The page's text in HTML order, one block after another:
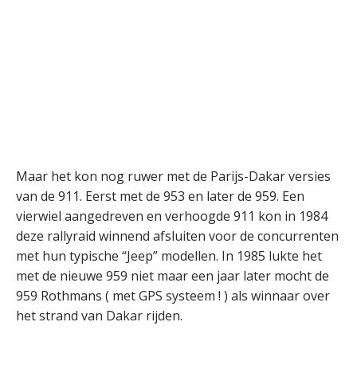
Maar het kon nog ruwer met de Parijs-Dakar versies
van de 911. Eerst met de 953 en later de 959. Een
vierwiel aangedreven en verhoogde 911 kon in 1984
deze rallyraid winnend afsluiten voor de concurrenten
met hun typische “Jeep” modellen. In 1985 lukte het
met de nieuwe 959 niet maar een jaar later mocht de
959 Rothmans ( met GPS systeem ! ) als winnaar over
het strand van Dakar rijden.